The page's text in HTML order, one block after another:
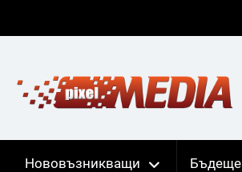
Нововъзникващи Бъдеще